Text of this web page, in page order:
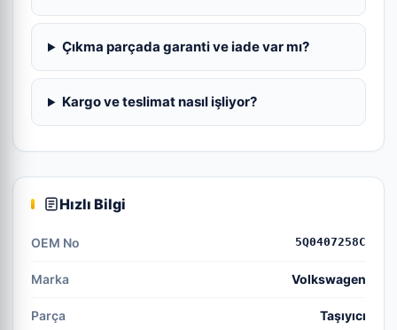
Çıkma parçada garanti ve iade var mı?
Kargo ve teslimat nasıl işliyor?
Hızlı Bilgi
OEM No 5Q0407258C
Marka Volkswagen
Parça Taşıyıcı